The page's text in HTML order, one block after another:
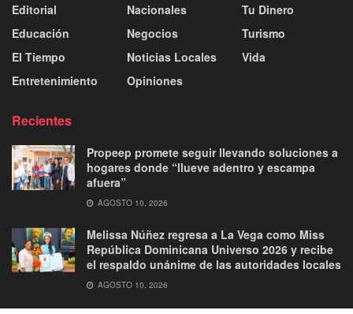
Editorial
Educación
El Tiempo
Entretenimiento
Nacionales
Negocios
Noticias Locales
Opiniones
Tu Dinero
Turismo
Vida
Recientes
Propeep promete seguir llevando soluciones a
hogares donde “llueve adentro y escampa
afuera”
AGOSTO 10, 2026
Melissa Núñez regresa a La Vega como Miss
República Dominicana Universo 2026 y recibe
el respaldo unánime de las autoridades locales
AGOSTO 10, 2026